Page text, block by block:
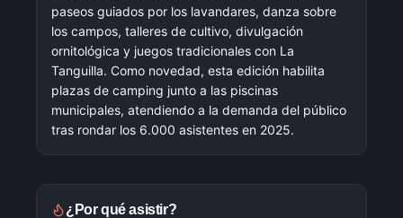
paseos guiados por los lavandares, danza sobre
los campos, talleres de cultivo, divulgación
ornitológica y juegos tradicionales con La
Tanguilla. Como novedad, esta edición habilita
plazas de camping junto a las piscinas
municipales, atendiendo a la demanda del público
tras rondar los 6.000 asistentes en 2025.
¿Por qué asistir?